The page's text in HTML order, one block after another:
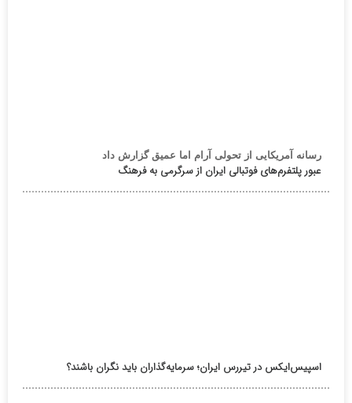
رسانه آمریکایی از تحولی آرام اما عمیق گزارش داد
عبور پلتفرم‌های فوتبالی ایران از سرگرمی به فرهنگ
اسپیس‌ایکس در تیررس ایران؛ سرمایه‌گذاران باید نگران باشند؟